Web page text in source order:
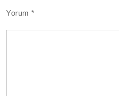
Yorum*